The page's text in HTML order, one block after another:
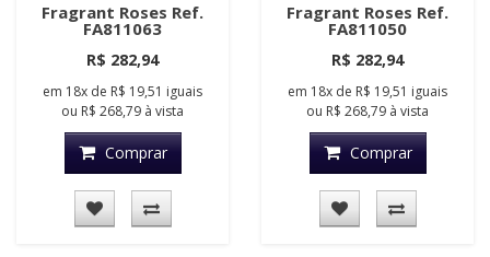
Fragrant Roses Ref.
FA811063
R$ 282,94
em 18x de R$ 19,51 iguais
ou R$ 268,79 à vista
Comprar
Fragrant Roses Ref.
FA811050
R$ 282,94
em 18x de R$ 19,51 iguais
ou R$ 268,79 à vista
Comprar